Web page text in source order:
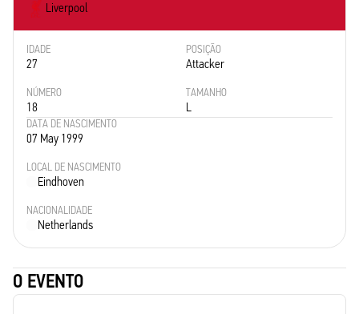
Liverpool
IDADE
27
POSIÇÃO
Attacker
NÚMERO
18
TAMANHO
L
DATA DE NASCIMENTO
07 May 1999
LOCAL DE NASCIMENTO
Eindhoven
NACIONALIDADE
Netherlands
O EVENTO